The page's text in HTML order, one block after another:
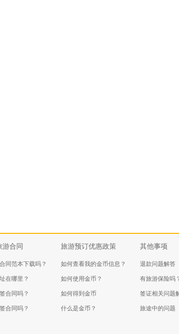
游合同
同范本下载吗？
在哪里？
合同吗？
合同吗？
旅游预订优惠政策
如何查看我的金币信息？
如何使用金币？
如何得到金币
什么是金币？
其他事项
退款问题解答
有旅游保险吗
签证相关问题
旅途中的问题